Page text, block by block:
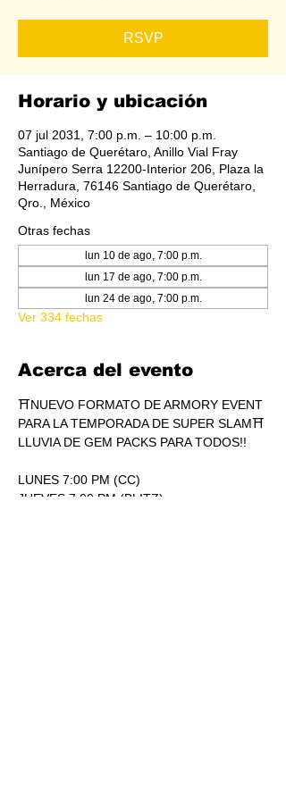
RSVP
Horario y ubicación
07 jul 2031, 7:00 p.m. – 10:00 p.m.
Santiago de Querétaro, Anillo Vial Fray
Junípero Serra 12200-Interior 206, Plaza la
Herradura, 76146 Santiago de Querétaro,
Qro., México
Otras fechas
lun 10 de ago, 7:00 p.m.
lun 17 de ago, 7:00 p.m.
lun 24 de ago, 7:00 p.m.
Ver 334 fechas
Acerca del evento
⛩NUEVO FORMATO DE ARMORY EVENT
PARA LA TEMPORADA DE SUPER SLAM⛩
LLUVIA DE GEM PACKS PARA TODOS!!
LUNES 7:00 PM (CC)
JUEVES 7:00 PM (BLITZ)